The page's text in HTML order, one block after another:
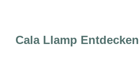
Cala Llamp Entdecken